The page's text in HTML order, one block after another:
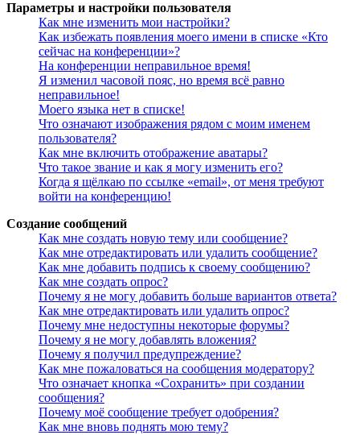
Параметры и настройки пользователя
Как мне изменить мои настройки?
Как избежать появления моего имени в списке «Кто
сейчас на конференции»?
На конференции неправильное время!
Я изменил часовой пояс, но время всё равно
неправильное!
Моего языка нет в списке!
Что означают изображения рядом с моим именем
пользователя?
Как мне включить отображение аватары?
Что такое звание и как я могу изменить его?
Когда я щёлкаю по ссылке «email», от меня требуют
войти на конференцию!
Создание сообщений
Как мне создать новую тему или сообщение?
Как мне отредактировать или удалить сообщение?
Как мне добавить подпись к своему сообщению?
Как мне создать опрос?
Почему я не могу добавить больше вариантов ответа?
Как мне отредактировать или удалить опрос?
Почему мне недоступны некоторые форумы?
Почему я не могу добавлять вложения?
Почему я получил предупреждение?
Как мне пожаловаться на сообщения модератору?
Что означает кнопка «Сохранить» при создании
сообщения?
Почему моё сообщение требует одобрения?
Как мне вновь поднять мою тему?